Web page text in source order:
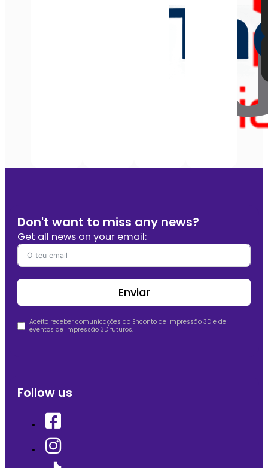
Don't want to miss any news?
Get all news on your email:
Enviar
Aceito receber comunicações do Enconto de Impressão 3D e de
eventos de impressão 3D futuros.
Follow us